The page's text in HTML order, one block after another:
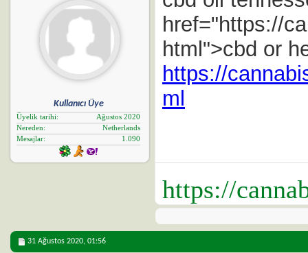
Kullanıcı Üye
Üyelik tarihi
Ağustos 2020
Nereden
Netherlands
Mesajlar
1.090
href="https://
html">cbd or
https://
ml
https://
31 Ağustos 2020, 01:56